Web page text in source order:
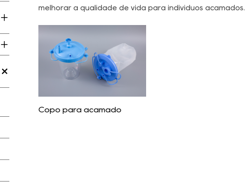
melhorar a qualidade de vida para indivíduos acamados.
Copo para acamado